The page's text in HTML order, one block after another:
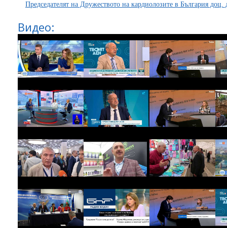
Председателят на Дружеството на кардиолозите в България
Видео: